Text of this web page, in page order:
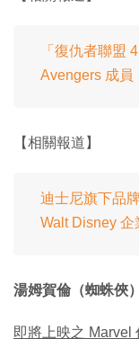
「復仇者聯盟
Avengers 成員
【相關報道】
迪士尼旗下品
Walt Disney 企
湯姆賀倫（蜘蛛俠）
即將上映之 Marvel